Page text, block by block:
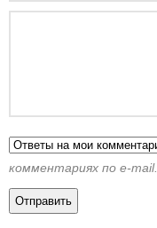
комментариях по e-mail.